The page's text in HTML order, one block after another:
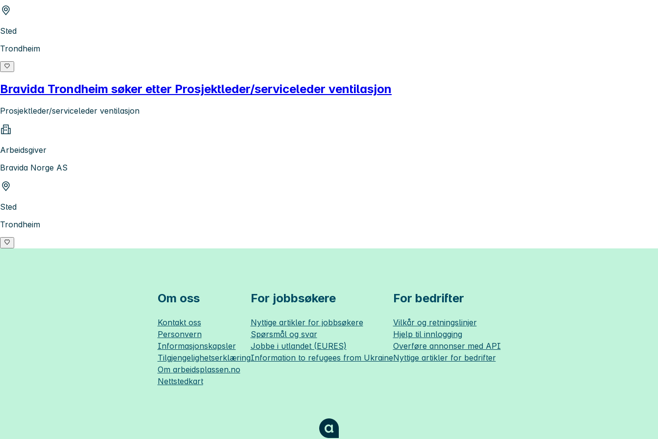
Sted
Trondheim
Bravida Trondheim søker etter Prosjektleder/serviceleder ventilasjon
Prosjektleder/serviceleder ventilasjon
Arbeidsgiver
Bravida Norge AS
Sted
Trondheim
Om oss
Kontakt oss
Personvern
Informasjonskapsler
Tilgjengelighetserklæring
Om arbeidsplassen.no
Nettstedkart
For jobbsøkere
Nyttige artikler for jobbsøkere
Spørsmål og svar
Jobbe i utlandet (EURES)
Information to refugees from Ukraine
For bedrifter
Vilkår og retningslinjer
Hjelp til innlogging
Overføre annonser med API
Nyttige artikler for bedrifter